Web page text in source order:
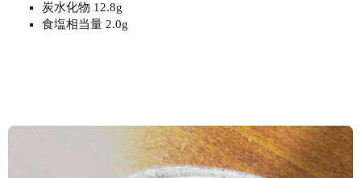
炭水化物 12.8g
食塩相当量 2.0g